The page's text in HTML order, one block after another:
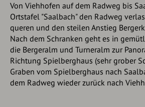
Von Viehhofen auf dem Radweg bis
Ortstafel "Saalbach" den Radweg
queren und den steilen Anstieg
Nach dem Schranken geht es in
die Bergeralm und Turneralm zur
Richtung Spielberghaus (sehr grober
Graben vom Spielberghaus nach
dem Radweg wieder zurück nach